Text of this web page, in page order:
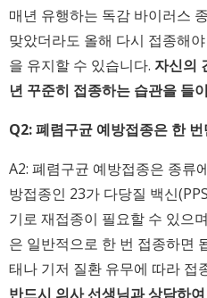
매년 유행하는 독감 바이러스
맞았더라도 올해 다시 접종해
을 유지할 수 있습니다. 자신의
년 꾸준히 접종하는 습관을 들
Q2: 폐렴구균 예방접종은 한
A2: 폐렴구균 예방접종은 종류
방접종인 23가 다당질 백신
기로 재접종이 필요할 수 있으
은 일반적으로 한 번 접종하면
태나 기저 질환 유무에 따라 접
반드시 의사 선생님과 상담하